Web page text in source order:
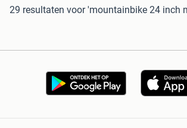
29 resultaten voor 'mountainbike 24 inch